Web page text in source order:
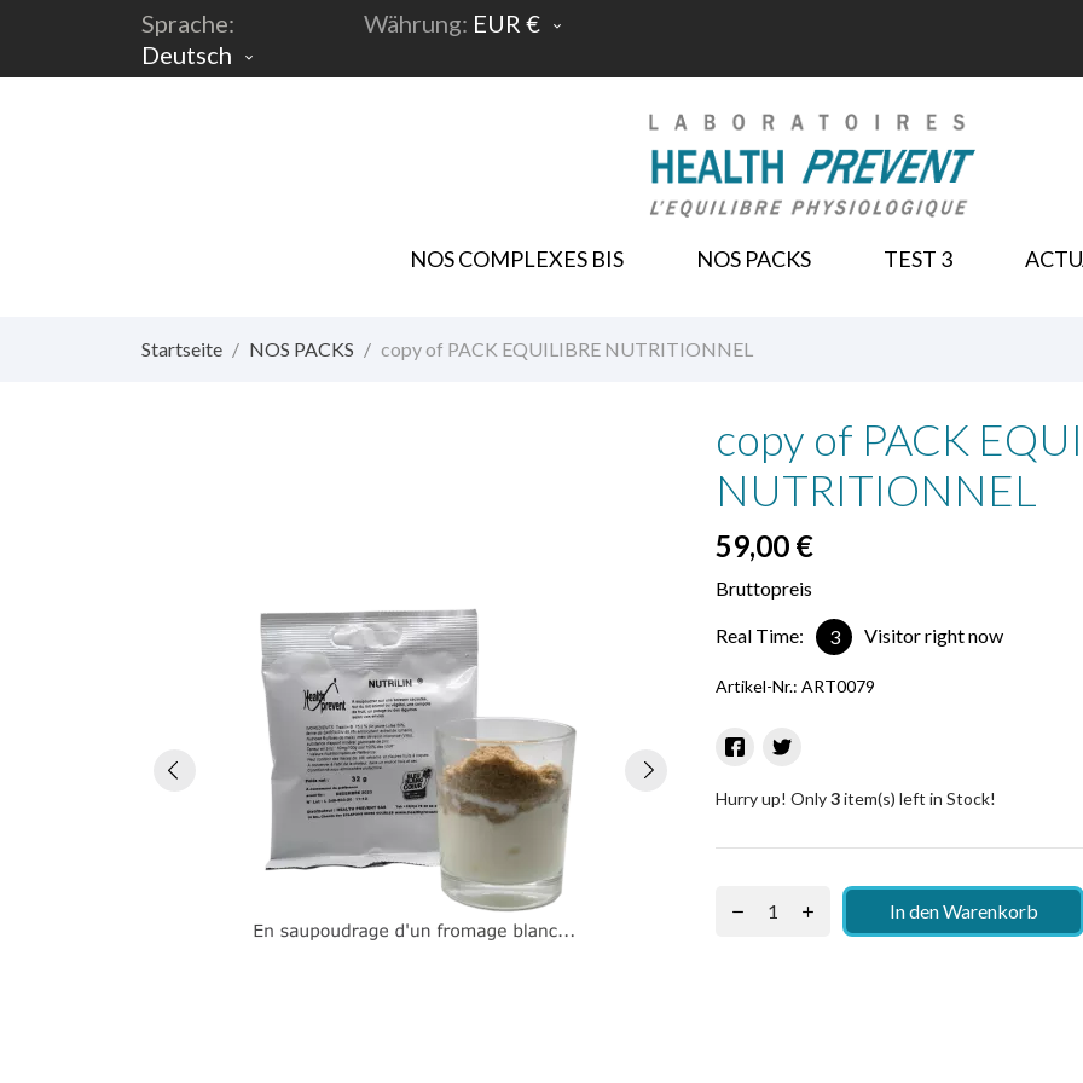
Sprache:
Deutsch

Währung: EUR € 
NOS COMPLEXES BIS NOS PACKS TEST 3
Startseite NOS PACKS copy of PACK EQUILIBRE NUTRITIONNEL
copy of PACK
NUTRITIONNEL
59,00 €
Bruttopreis
Real Time: 3 Visitor right now
Artikel-Nr.: ART0079
Hurry up! Only3item(s) left in Stock!
In den Warenkorb